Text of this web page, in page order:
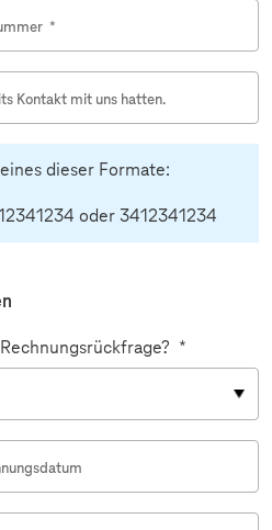
*
Kontakt mit uns hatten.
dieser Formate:
oder 3412341234
*